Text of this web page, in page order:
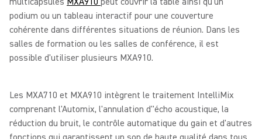
podium ou un tableau interactif pour une couverture
cohérente dans différentes situations de réunion. Dans les
salles de formation ou les salles de conférence, il est
possible d'utiliser plusieurs MXA910.
Les MXA710 et MXA910 intègrent le traitement IntelliMix
comprenant l'Automix, l'annulation d''écho acoustique, la
réduction du bruit, le contrôle automatique du gain et d'autres